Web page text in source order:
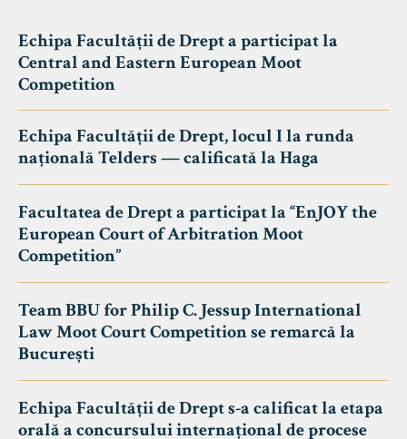
Echipa Facultății de Drept a participat la
Central and Eastern European Moot
Competition
Echipa Facultății de Drept, locul I la runda
națională Telders — calificată la Haga
Facultatea de Drept a participat la “EnJOY the
European Court of Arbitration Moot
Competition”
Team BBU for Philip C. Jessup International
Law Moot Court Competition se remarcă la
București
Echipa Facultății de Drept s-a calificat la etapa
orală a concursului internațional de procese